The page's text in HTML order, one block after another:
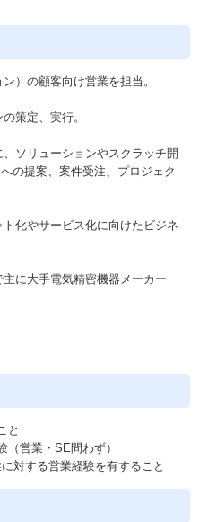
）の顧客向け営業を担当。
策定、実行。
ソリューションやスクラッチ開
の提案、案件受注、プロジェク
化やサービス化に向けたビジネ
に大手電気精密機器メーカー
と
営業・SE問わず）
対する営業経験を有すること